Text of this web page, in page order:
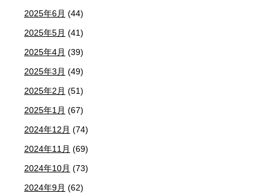
2025年6月 (44)
2025年5月 (41)
2025年4月 (39)
2025年3月 (49)
2025年2月 (51)
2025年1月 (67)
2024年12月 (74)
2024年11月 (69)
2024年10月 (73)
2024年9月 (62)